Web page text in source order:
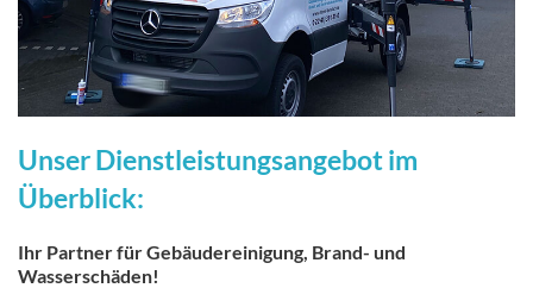
Unser Dienstleistungsangebot im
Überblick:
Ihr Partner für Gebäudereinigung, Brand- und
Wasserschäden!